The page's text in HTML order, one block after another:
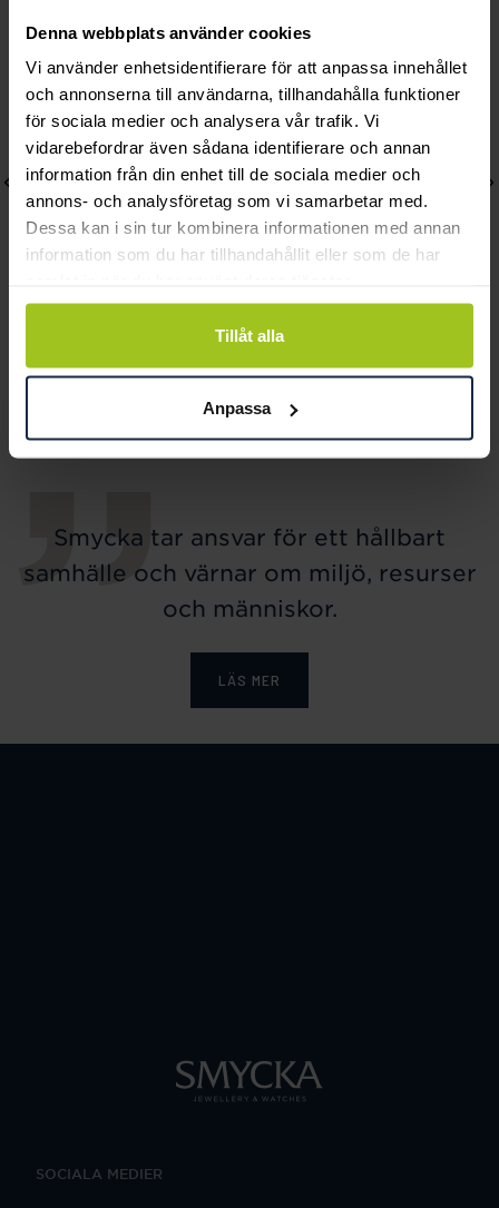
Denna webbplats använder cookies
Vi använder enhetsidentifierare för att anpassa innehållet
och annonserna till användarna, tillhandahålla funktioner
för sociala medier och analysera vår trafik. Vi
vidarebefordrar även sådana identifierare och annan
information från din enhet till de sociala medier och
annons- och analysföretag som vi samarbetar med.
Dessa kan i sin tur kombinera informationen med annan
information som du har tillhandahållit eller som de har
Tillåt alla
Anpassa
Hooked On A Feeling
Efva Attling
Little Roller Coaster
Smycka tar ansvar för ett hållbart
samhälle och värnar om miljö, resurser
och människor.
LÄS MER
SOCIALA MEDIER